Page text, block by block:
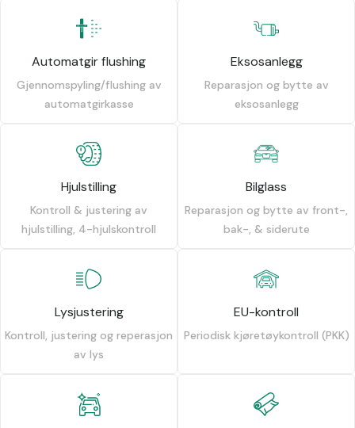
Automatgir flushing
Gjennomspyling/flushing av
automatgirkasse
Eksosanlegg
Reparasjon og bytte av
eksosanlegg
Hjulstilling
Kontroll & justering av
hjulstilling, 4-hjulskontroll
Bilglass
Reparasjon og bytte av front-,
bak-, & siderute
Lysjustering
Kontroll, justering og reperasjon
av lys
EU-kontroll
Periodisk kjøretøykontroll (PKK)